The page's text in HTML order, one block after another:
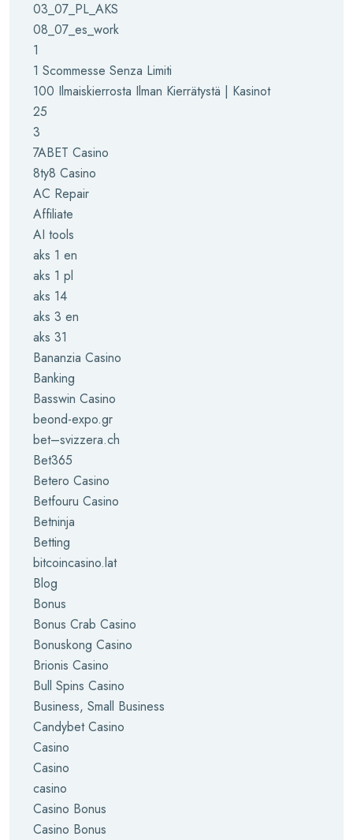
03_07_PL_AKS
08_07_es_work
1
1 Scommesse Senza Limiti
100 Ilmaiskierrosta Ilman Kierrätystä | Kasinot
25
3
7ABET Casino
8ty8 Casino
AC Repair
Affiliate
AI tools
aks 1 en
aks 1 pl
aks 14
aks 3 en
aks 31
Bananzia Casino
Banking
Basswin Casino
beond-expo.gr
bet–svizzera.ch
Bet365
Betero Casino
Betfouru Casino
Betninja
Betting
bitcoincasino.lat
Blog
Bonus
Bonus Crab Casino
Bonuskong Casino
Brionis Casino
Bull Spins Casino
Business, Small Business
Candybet Casino
Casino
Casino
casino
Casino Bonus
Casino Bonus